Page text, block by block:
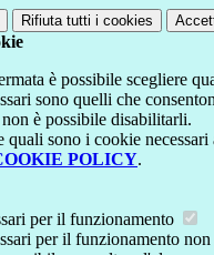
Rifiuta tutti i cookies
è possibile scegliere
sono quelli che
è possibile disabilitarli.
quali sono i cookie
POLICY.
per il funzionamento
per il funzionamento non